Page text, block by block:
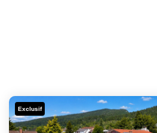
Exclusif